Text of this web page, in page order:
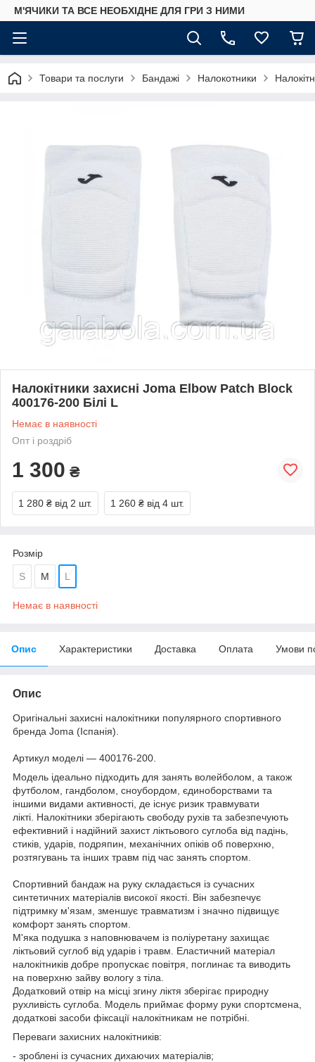
М'ЯЧИКИ ТА ВСЕ НЕОБХІДНЕ ДЛЯ ГРИ З НИМИ
Товари та послуги Бандажі Налокотники
Налокітники захисні Joma Elbow Patch Block
400176-200 Білі L
Немає в наявності
Опт і роздріб
1 300 ₴
1 280 ₴ від 2 шт. 1 260 ₴ від 4 шт.
Розмір
S M L
Немає в наявності
Опис Характеристики Доставка Оплата Умови
Опис
Оригінальні захисні налокітники популярного спортивного
бренда Joma (Іспанія).
Артикул моделі — 400176-200.
Модель ідеально підходить для занять волейболом, а також
футболом, гандболом, сноубордом, єдиноборствами та
іншими видами активності, де існує ризик травмувати
лікті. Налокітники зберігають свободу рухів та забезпечують
ефективний і надійний захист ліктьового суглоба від падінь,
стиків, ударів, подряпин, механічних опіків об поверхню,
розтягувань та інших травм під час занять спортом.
Спортивний бандаж на руку складається із сучасних
синтетичних матеріалів високої якості. Він забезпечує
підтримку м'язам, зменшує травматизм і значно підвищує
комфорт занять спортом.
М'яка подушка з наповнювачем із поліуретану захищає
ліктьовий суглоб від ударів і травм. Еластичний матеріал
налокітників добре пропускає повітря, поглинає та виводить
на поверхню зайву вологу з тіла.
Додатковий отвір на місці згину ліктя зберігає природну
рухливість суглоба. Модель приймає форму руки спортсмена,
додаткові засоби фіксації налокітникам не потрібні.
Переваги захисних налокітників:
- зроблені із сучасних дихаючих матеріалів;